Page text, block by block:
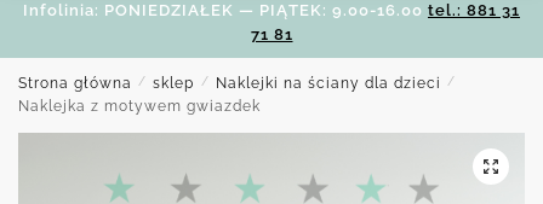
Infolinia: PONIEDZIAŁEK — PIĄTEK: 9.00-16.00 tel.: 881 31
71 81
Strona główna / sklep / Naklejki na ściany dla dzieci /
Naklejka z motywem gwiazdek